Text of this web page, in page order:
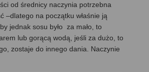
od średnicy naczynia potrzebna
–dlatego na początku właśnie ją
jednak sosu było za mało, to
lub gorącą wodą, jeśli za dużo, to
zostaje do innego dania. Naczynie